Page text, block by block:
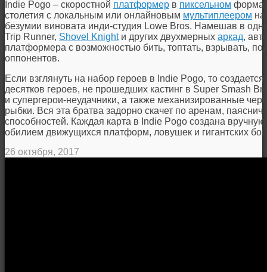
Indie Pogo – скоростной платформер в пиксельном
столетия с локальным или онлайновым мультиплеером
безумии виновата инди-студия Lowe Bros. Намешав в
Trip Runner, Shovel Knightи других двухмерных аркад,
платформера с возможностью бить, топтать, взрывать,
оппонентов.
Если взглянуть на набор героев в Indie Pogo, то
десятков героев, не прошедших кастинг в Super Smash
и супергерои-неудачники, а также механизированные
рыбки. Вся эта братва задорно скачет по аренам,
способностей. Каждая карта в Indie Pogo создана
обилием движущихся платформ, ловушек и гигантских
26 октября, 2017